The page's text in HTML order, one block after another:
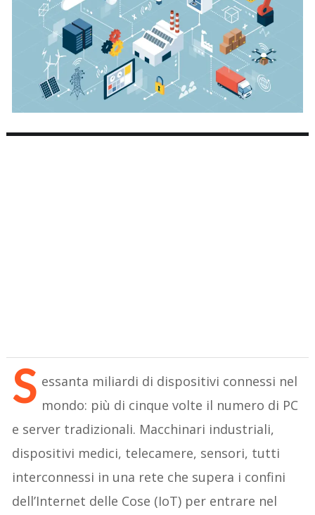
S essanta miliardi di dispositivi connessi nel
mondo: più di cinque volte il numero di PC
e server tradizionali. Macchinari industriali,
dispositivi medici, telecamere, sensori, tutti
interconnessi in una rete che supera i confini
dell’Internet delle Cose (IoT) per entrare nel